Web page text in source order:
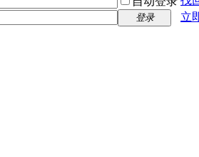
登录
立